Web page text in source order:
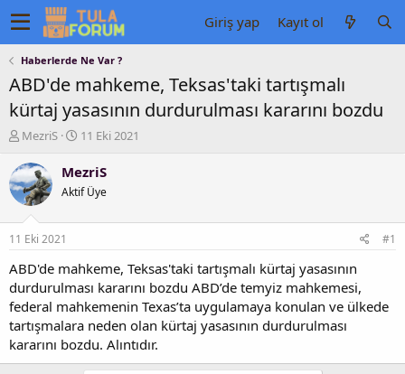
Giriş yap Kayıt ol
Haberlerde Ne Var ?
ABD'de mahkeme, Teksas'taki tartışmalı
kürtaj yasasının durdurulması kararını bozdu
K
n
u
y
b
a
ş
a
t
a
n
MezriS
B
ş
a
ç
a
r
i
h
i
11 Eki 2021
MezriS
Aktif Üye
11 Eki 2021 #1
ABD'de mahkeme, Teksas'taki tartışmalı kürtaj yasasının
durdurulması kararını bozdu ABD’de temyiz mahkemesi,
federal mahkemenin Texas’ta uygulamaya konulan ve ülkede
tartışmalara neden olan kürtaj yasasının durdurulması
kararını bozdu. Alıntıdır.